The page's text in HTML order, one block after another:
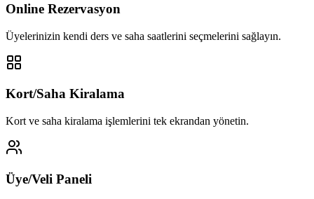
Online Rezervasyon
Üyelerinizin kendi ders ve saha saatlerini seçmelerini sağlayın.
Kort/Saha Kiralama
Kort ve saha kiralama işlemlerini tek ekrandan yönetin.
Üye/Veli Paneli